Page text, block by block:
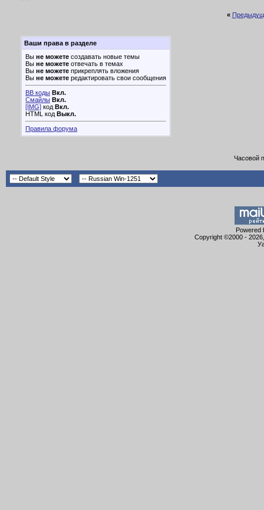
«
Ваши права в разделе
Вы не можете создавать новые темы
Вы не можете отвечать в темах
Вы не можете прикреплять вложения
Вы не можете редактировать свои сообщения
BB коды Вкл.
Смайлы Вкл.
[IMG] код Вкл.
HTML код Выкл.
Правила форума
Часовой
Powered
Copyright ©2000 -